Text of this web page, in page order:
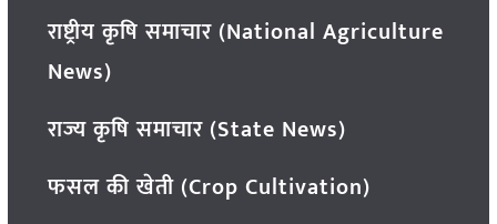
राष्ट्रीय कृषि समाचार (National Agriculture
News)
राज्य कृषि समाचार (State News)
फसल की खेती (Crop Cultivation)